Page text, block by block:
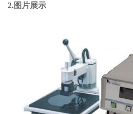
2.图片展示